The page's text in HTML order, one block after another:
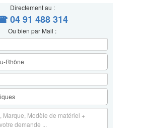
Directement au :
04 91 488 314
Ou bien par Mail :